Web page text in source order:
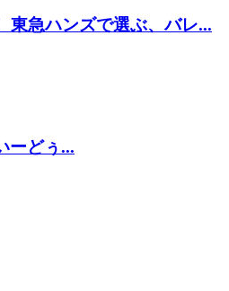
東急ハンズで選ぶ、バレ...
ーどぅ...